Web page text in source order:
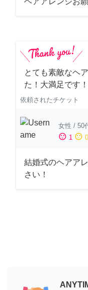
とても素敵なヘ
た！大満足です
依頼されたチケット
女性 / 50
sentiment_satisfied 1 sentiment_neutral 0
結婚式のヘアア
さい！